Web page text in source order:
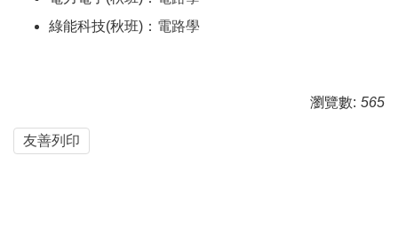
綠能科技(秋班)： 電路學
瀏覽數: 565
友善列印